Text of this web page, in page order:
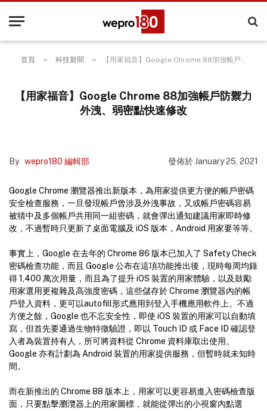
首頁 » 科技新聞 » 【用家福音】Google Chrome 88加強帳戶防禦力 外洩、弱密點快速修改
【用家福音】Google Chrome 88加強帳戶防禦力
外洩、弱密點快速修改
By wepro180 編輯部 發佈於January 25, 2021
Google Chrome 瀏覽器推出新版本，為用家提供更方便的帳戶密碼
安全檢查服務，一旦發現帳戶曾涉及外洩事故，又或帳戶密碼容易
被猜中及多個帳戶共用同一組密碼，就會彈出通知建議用家即時修
改，不過暫時只更新了桌面電腦及 iOS 版本，Android 用家要等等。
事實上，Google 在去年的 Chrome 86 版本已加入了 Safety Check
密碼檢查功能，而且 Google 公布在這項功能推出後，現時每周均錄
得 1,400 萬次用量，而且為了提升 iOS 裝置的用家體驗，以及鼓勵
用家選用更複雜及高強度密碼，這些儲存於 Chrome 瀏覽器內的帳
戶登入資料，更可以autofill形式應用到登入手機應用軟件上。不過
方便之餘，Google 也不忘安全性，即使 iOS 裝置的用家可以自動填
寫，但首先要通過生物特徵驗證，即以 Touch ID 或 Face ID 確認登
入者為裝置持有人，所可將資料從 Chrome 資料庫取出使用。
Google 亦有計劃為 Android 裝置的用家提供服務，但暫時就未知時
間。
而在新推出的 Chrome 88 版本上，用家可以更容易進入密碼檢查版
面，只要點擊瀏灠器上的用家圖標，就能從彈出的小視窗內點選